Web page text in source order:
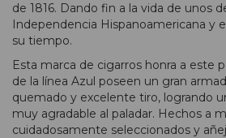
de 1816. Dando fin a la vida de unos
Independencia Hispanoamericana y
su tiempo.
Esta marca de cigarros honra a este
de la línea Azul poseen un gran
quemado y excelente tiro, logrando
muy agradable al paladar. Hechos a
cuidadosamente seleccionados y